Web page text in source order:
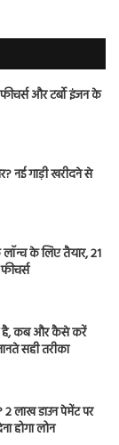
और टर्बो इंजन के
नई गाड़ी खरीदने से
के लिए तैयार, 21
है, कब और कैसे करें
सही तरीका
लाख डाउन पेमेंट पर
होगा लोन